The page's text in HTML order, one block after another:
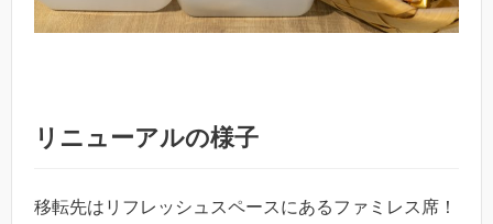
リニューアルの様子
移転先はリフレッシュスペースにあるファミレス席！